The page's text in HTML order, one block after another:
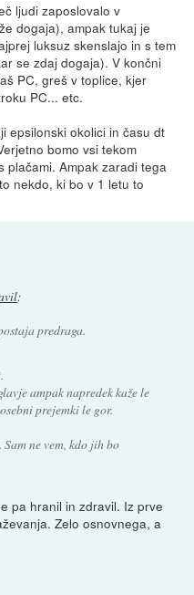
ljudi zaposlovalo v
dogaja), ampak tukaj je
luksuz skenslajo in s tem
se zdaj dogaja). V končni
PC, greš v toplice, kjer
PC... etc.
epsilonski okolici in času dt
bomo vsi tekom
plačami. Ampak zaradi tega
nekdo, ki bo v 1 letu to
:
predraga.
ampak napredek kaže le
prejemki le gor.
ne vem, kdo jih bo
pa hranil in zdravil. Iz prve
Zelo osnovnega, a